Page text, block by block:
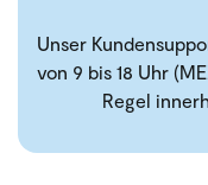
Unser
von 9 bis 18 Uhr
Regel